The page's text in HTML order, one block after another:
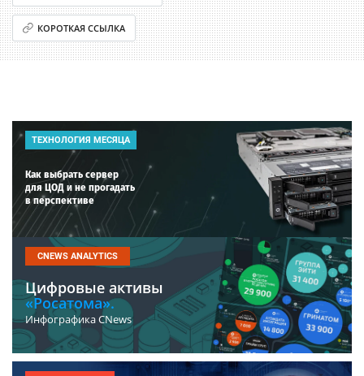
КОРОТКАЯ ССЫЛКА
ТЕХНОЛОГИЯ МЕСЯЦА
Как выбрать сервер
для ЦОД и не прогадать
в перспективе
CNEWS ANALYTICS
Цифровые активы
«Росатома».
Инфографика CNews